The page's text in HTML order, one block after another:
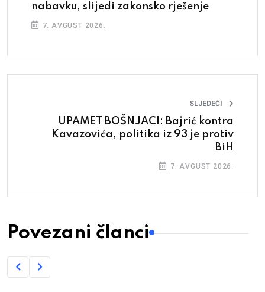
nabavku, slijedi zakonsko rješenje
7. AVGUST 2026.
SLJEDEĆI
UPAMET BOŠNJACI: Bajrić kontra
Kavazovića, politika iz 93 je protiv
BiH
7. AVGUST 2026.
Povezani članci